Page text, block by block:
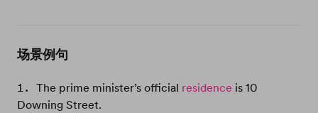
场景例句
The prime minister’s official residence is 10
Downing Street.